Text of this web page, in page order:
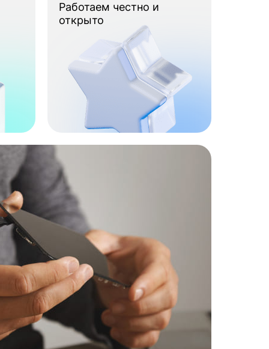
Работаем честно и
открыто